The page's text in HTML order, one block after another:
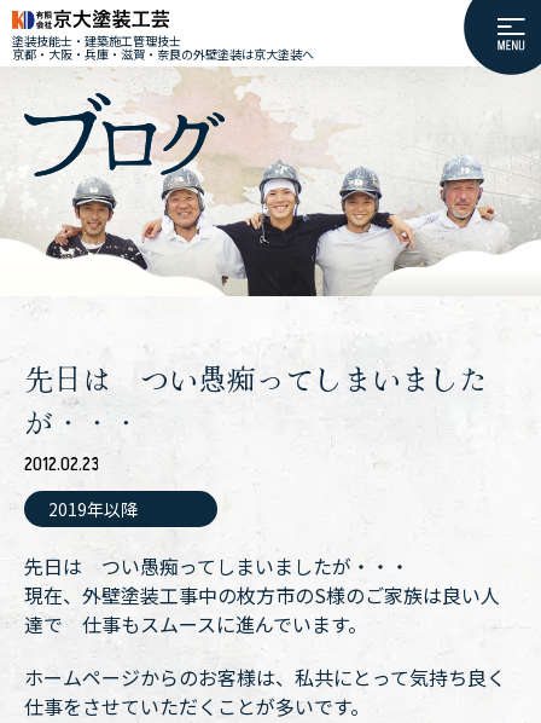
塗装技能士・建築施工管理技士
京都・大阪・兵庫・滋賀・奈良の外壁塗装は京大塗装へ
先日は つい愚痴ってしまいました
が・・・
2012.02.23
2019年以降
先日は つい愚痴ってしまいましたが・・・
現在、外壁塗装工事中の枚方市のS様のご家族は良い人
達で 仕事もスムースに進んでいます。
ホームページからのお客様は、私共にとって気持ち良く
仕事をさせていただくことが多いです。